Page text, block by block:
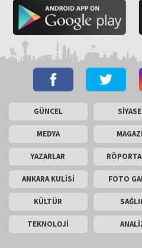
GÜNCEL
MEDYA
YAZARLAR
ANKARA KULİSİ FOTO
KÜLTÜR
TEKNOLOJİ